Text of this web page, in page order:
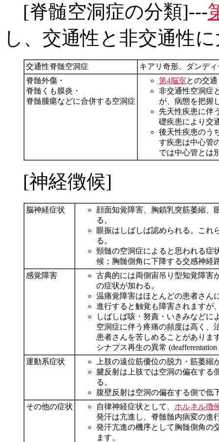
[脊髄空洞症の分類]---
し、交通性と非交通性
交通性脊髄空洞症
キアリ奇形、ダンデ
脊髄外傷・
脊髄くも膜炎・
脊髄腫瘍などに合併する空洞症
第4脳室との交
非交通性空洞症
が、病態を把握
先天性疾患に伴
礎疾患により交
後天性疾患のう
す疾患は中心管
では中心管とは
[神経徴候]
脳神経症状
顔面知覚障害、胸鎖乳突筋萎縮、
る。
眼振はしばしば認められる。これ
る。
頸髄の空洞症によると思われる症
候；胸髄側角に下降する交感神経
感覚障害
古典的には両側宙吊り型知覚障害
の症状が加わる。
温痛覚障害はほとんどの患者さん
進行すると触覚も障害されますが
しばしば咳・努責・いきみなどに
空洞症に伴う疼痛の頻度は高く、
患者さんを苦しめることがありま
シナプス再生の異常
運動系症状
上肢の遠位筋優位の脱力・筋萎縮
腱反射は上肢では空洞の偏在する
る。
腹壁反射は空洞の偏在する側で低
その他の症状
自律神経症状として、 ホルネル徴
発汗は亢進し、脊髄髄内病変の進
発汗亢進の機序として胸髄側角の
ます。